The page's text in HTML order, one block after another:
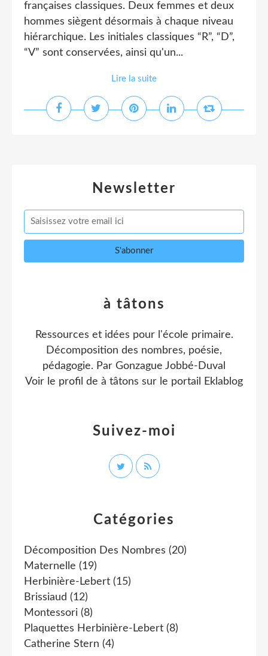
françaises classiques. Deux femmes et deux
hommes siègent désormais à chaque niveau
hiérarchique. Les initiales classiques “R”, “D”,
“V” sont conservées, ainsi qu'un...
Lire la suite
Newsletter
Catégories
Décomposition Des Nombres (20)
Maternelle (19)
Herbinière-Lebert (15)
Brissiaud (12)
Montessori (8)
Plaquettes Herbinière-Lebert (8)
Catherine Stern (4)
à tâtons
Ressources et idées pour l'école primaire.
Décomposition des nombres, poésie,
pédagogie. Par Gonzague Jobbé-Duval
Voir le profil de à tâtons sur le portail Eklablog
Suivez-moi